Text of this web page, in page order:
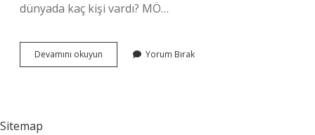
dünyada kaç kişi vardı? MÖ…
Devamını okuyun
Yıl
Yorum Bırak
Sitemap